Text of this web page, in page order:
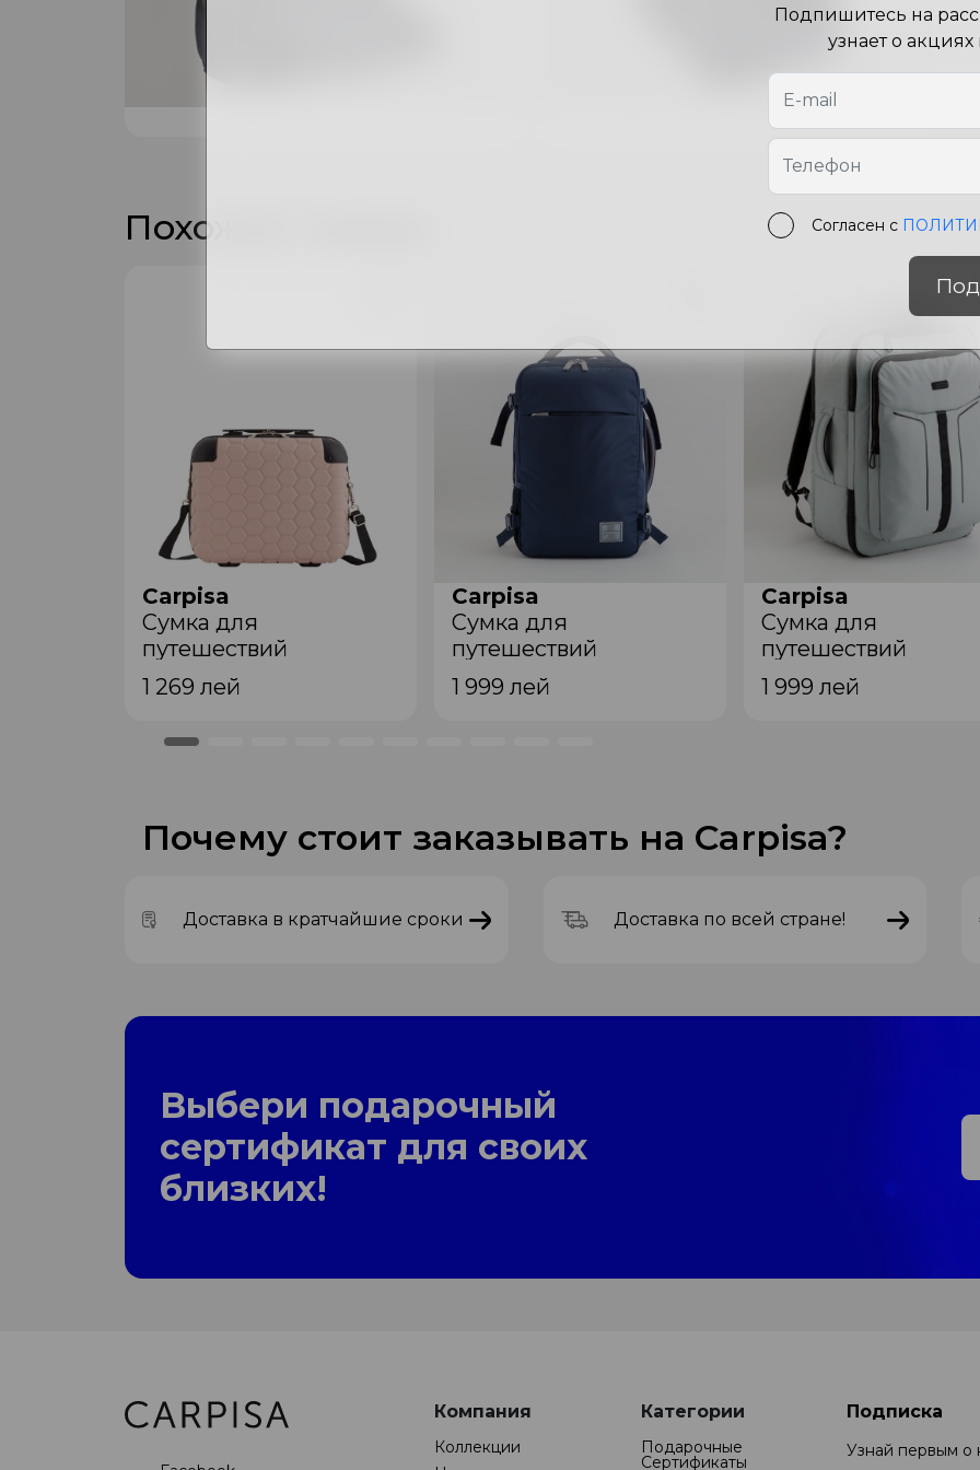
Похожие товары
Carpisa
Сумкa для
путешествий
VVA65601942 Powder
1 269 лей
Carpisa
Сумкa для
путешествий
BTB33206943 Blue
1 999 лей
Carpisa
Сумкa для
путешествий
VBB65204444 Cool grey
1 999 лей
Почему стоит заказывать на Carpisa?
Доставка в кратчайшие сроки Доставка по всей стране!
Выбери подарочный
сертификат для своих
близких!
Компания
Коллекции
Категории
Подарочные
Cертификаты
Подписка
Узнай первым о
Подпишитесь на
узнает о
Согласен с